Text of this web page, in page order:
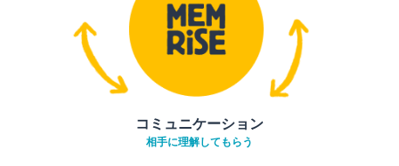
コミュニケーション
相手に理解してもらう